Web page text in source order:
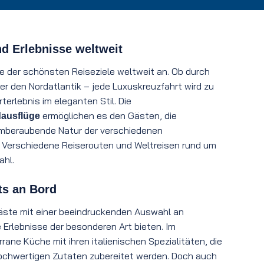
Erlebnisse weltweit
der schönsten Reiseziele weltweit an. Ob durch
den Nordatlantik – jede Luxuskreuzfahrt wird zu
im eleganten Stil. Die
ermöglichen es den Gästen, die
Natur der verschiedenen
Reiserouten und Weltreisen rund um
an Bord
mit einer beeindruckenden Auswahl an
der besonderen Art bieten. Im
Küche mit ihren italienischen Spezialitäten, die
Zutaten zubereitet werden. Doch auch